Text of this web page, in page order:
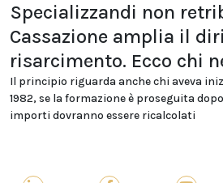
Specializzandi non
Cassazione amplia il
risarcimento. Ecco chi
Il principio riguarda anche chi aveva
1982, se la formazione è proseguita dopo
importi dovranno essere ricalcolati